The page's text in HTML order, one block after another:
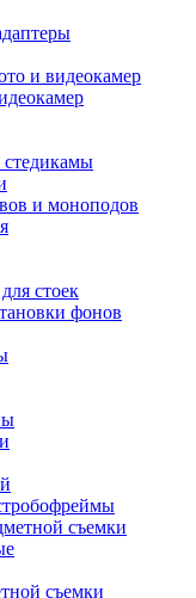
и видеокамер
и моноподов
стоек
фонов
съемки
съемки